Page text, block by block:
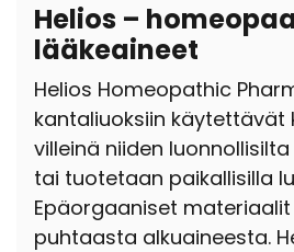
Helios –
lääkeaineet
Helios Homeopathic
kantaliuoksiin käytettävät
villeinä niiden
tai tuotetaan paikallisilla
Epäorgaaniset
puhtaasta alkuaineesta.